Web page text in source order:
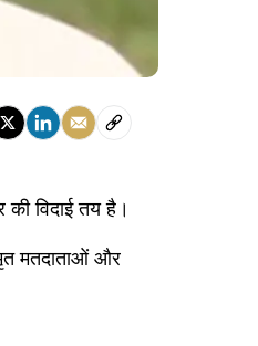
की विदाई तय है।
मतदाताओं और